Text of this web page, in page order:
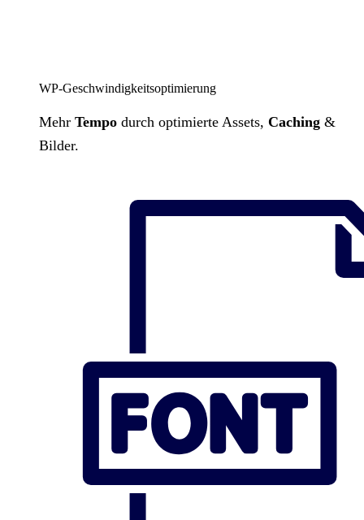
WP-Geschwindigkeitsoptimierung
Mehr Tempo durch optimierte Assets, Caching &
Bilder.